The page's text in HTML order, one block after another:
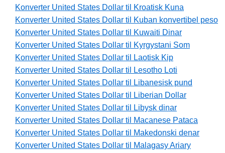
Konverter United States Dollar til Kroatisk Kuna
Konverter United States Dollar til Kuban konvertibel peso
Konverter United States Dollar til Kuwaiti Dinar
Konverter United States Dollar til Kyrgystani Som
Konverter United States Dollar til Laotisk Kip
Konverter United States Dollar til Lesotho Loti
Konverter United States Dollar til Libanesisk pund
Konverter United States Dollar til Liberian Dollar
Konverter United States Dollar til Libysk dinar
Konverter United States Dollar til Macanese Pataca
Konverter United States Dollar til Makedonski denar
Konverter United States Dollar til Malagasy Ariary